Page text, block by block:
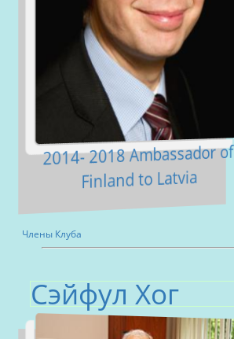
2014- 2018 Ambassador of
Finland to Latvia
Члены Клуба
Cэйфул Хог